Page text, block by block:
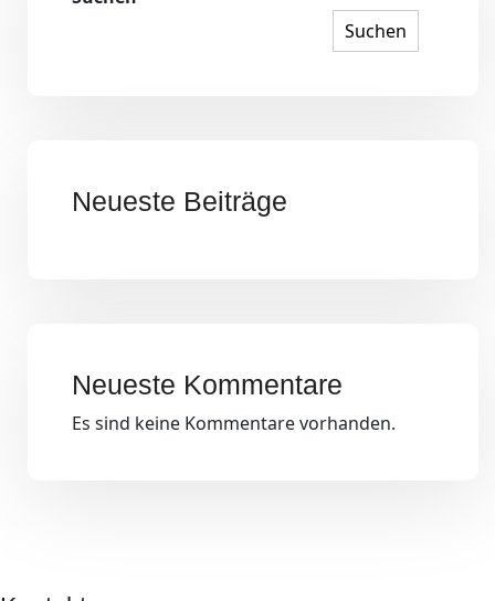
Suchen
Neueste Beiträge
Neueste Kommentare
Es sind keine Kommentare vorhanden.